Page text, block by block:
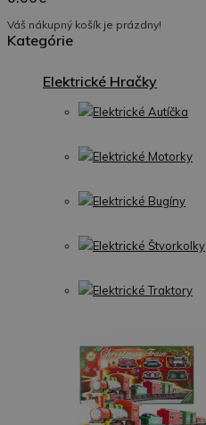
Váš nákupný košík je prázdny!
Kategórie
Elektrické Hračky
Elektrické Autíčka
Elektrické Motorky
Elektrické Bugíny
Elektrické Štvorkolky
Elektrické Traktory